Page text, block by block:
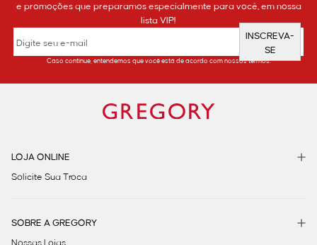
e promoções que preparamos especialmente para você, em nossa
lista VIP!
INSCREVA-
SE
Caso continue, entendemos que você está de acordo com nossos termos.
LOJA ONLINE
Solicite Sua Troca
SOBRE A GREGORY